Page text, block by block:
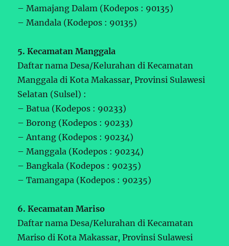
– Mamajang Dalam (Kodepos : 90135)
– Mandala (Kodepos : 90135)
5. Kecamatan Manggala
Daftar nama Desa/Kelurahan di Kecamatan
Manggala di Kota Makassar, Provinsi Sulawesi
Selatan (Sulsel) :
– Batua (Kodepos : 90233)
– Borong (Kodepos : 90233)
– Antang (Kodepos : 90234)
– Manggala (Kodepos : 90234)
– Bangkala (Kodepos : 90235)
– Tamangapa (Kodepos : 90235)
6. Kecamatan Mariso
Daftar nama Desa/Kelurahan di Kecamatan
Mariso di Kota Makassar, Provinsi Sulawesi